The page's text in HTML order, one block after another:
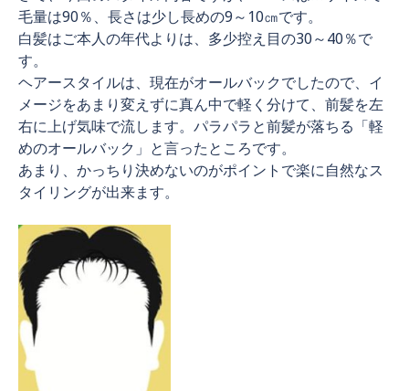
毛量は90％、長さは少し長めの9～10㎝です。
白髪はご本人の年代よりは、多少控え目の30～40％で
す。
ヘアースタイルは、現在がオールバックでしたので、イ
メージをあまり変えずに真ん中で軽く分けて、前髪を左
右に上げ気味で流します。パラパラと前髪が落ちる「軽
めのオールバック」と言ったところです。
あまり、かっちり決めないのがポイントで楽に自然なス
タイリングが出来ます。